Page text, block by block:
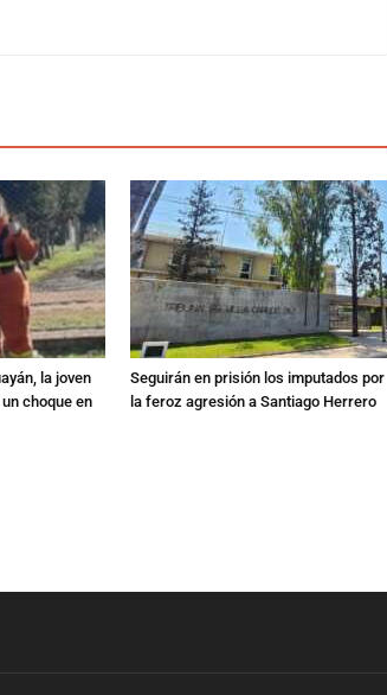
la joven
choque en
Seguirán en prisión los imputados por
la feroz agresión a Santiago Herrero